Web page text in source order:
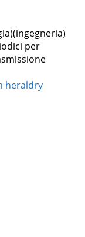
per
heraldry